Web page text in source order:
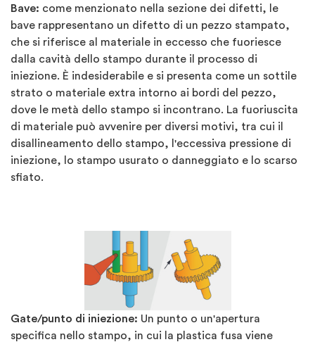
Bave: come menzionato nella sezione dei difetti, le
bave rappresentano un difetto di un pezzo stampato,
che si riferisce al materiale in eccesso che fuoriesce
dalla cavità dello stampo durante il processo di
iniezione. È indesiderabile e si presenta come un sottile
strato o materiale extra intorno ai bordi del pezzo,
dove le metà dello stampo si incontrano. La fuoriuscita
di materiale può avvenire per diversi motivi, tra cui il
disallineamento dello stampo, l'eccessiva pressione di
iniezione, lo stampo usurato o danneggiato e lo scarso
sfiato.
Gate/punto di iniezione: Un punto o un'apertura
specifica nello stampo, in cui la plastica fusa viene